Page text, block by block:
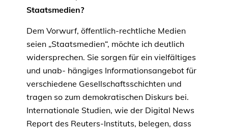
Staatsmedien?
Dem Vorwurf, öffentlich-rechtliche Medien
seien „Staatsmedien“, möchte ich deutlich
widersprechen. Sie sorgen für ein vielfältiges
und unab- hängiges Informationsangebot für
verschiedene Gesellschaftsschichten und
tragen so zum demokratischen Diskurs bei.
Internationale Studien, wie der Digital News
Report des Reuters-Instituts, belegen, dass